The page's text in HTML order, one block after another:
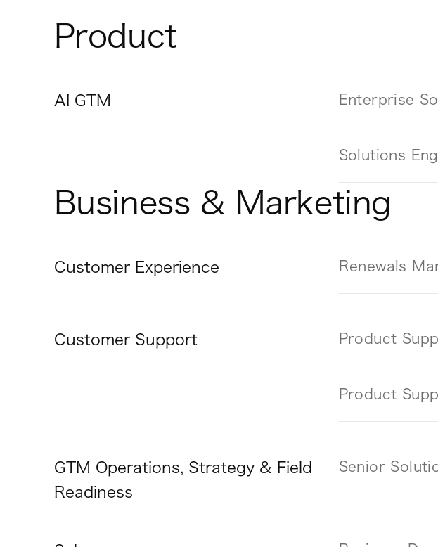
Product
AI GTM Enterprise
Solutions
Business & Marketing
Customer Experience Renewals
Customer Support Product
Product
GTM Operations, Strategy & Field
Readiness
Senior